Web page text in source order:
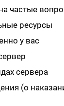
частые
ресурсы
у вас
сервера
(о